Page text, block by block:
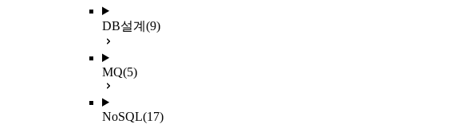
DB설계 (9)
MQ(5)
NoSQL(17)